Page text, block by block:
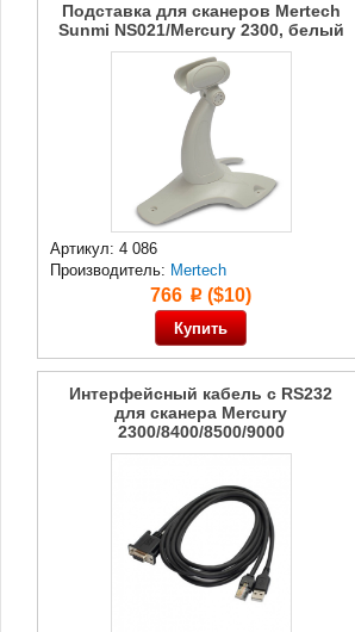
Подставка для сканеров Mertech
Sunmi NS021/Mercury 2300, белый
Артикул: 4 086
Производитель: Mertech
766 p ($10)
Интерфейсный кабель с RS232
для сканера Mercury
2300/8400/8500/9000